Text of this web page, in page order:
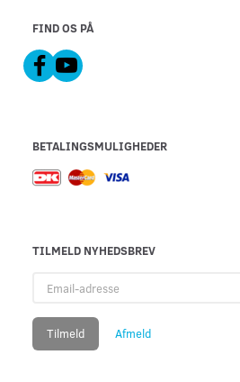
FIND OS PÅ
BETALINGSMULIGHEDER
TILMELD NYHEDSBREV
adresse
Tilmeld Afmeld